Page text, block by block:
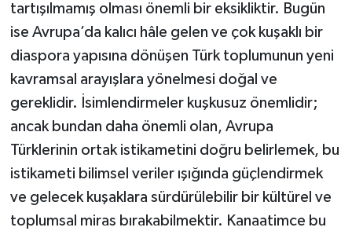
tartışılmamış olması önemli bir eksikliktir. Bugün
ise Avrupa’da kalıcı hâle gelen ve çok kuşaklı bir
diaspora yapısına dönüşen Türk toplumunun yeni
kavramsal arayışlara yönelmesi doğal ve
gereklidir. İsimlendirmeler kuşkusuz önemlidir;
ancak bundan daha önemli olan, Avrupa
Türklerinin ortak istikametini doğru belirlemek, bu
istikameti bilimsel veriler ışığında güçlendirmek
ve gelecek kuşaklara sürdürülebilir bir kültürel ve
toplumsal miras bırakabilmektir. Kanaatimce bu